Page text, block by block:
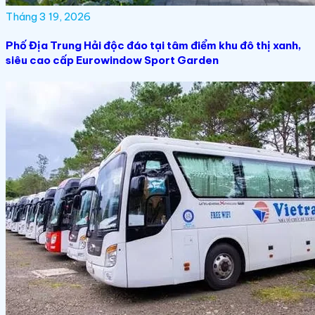
Tháng 3 19, 2026
Phố Địa Trung Hải độc đáo tại tâm điểm khu đô thị xanh,
siêu cao cấp Eurowindow Sport Garden